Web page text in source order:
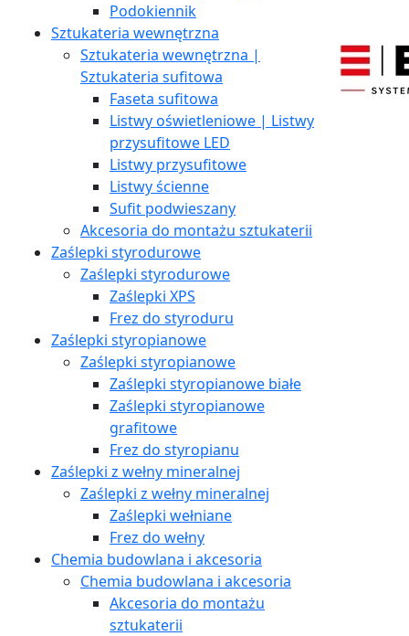
Podokiennik
Sztukateria wewnętrzna
Sztukateria wewnętrzna |
Sztukateria sufitowa
Faseta sufitowa
Listwy oświetleniowe | Listwy
przysufitowe LED
Listwy przysufitowe
Listwy ścienne
Sufit podwieszany
Akcesoria do montażu sztukaterii
Zaślepki styrodurowe
Zaślepki styrodurowe
Zaślepki XPS
Frez do styroduru
Zaślepki styropianowe
Zaślepki styropianowe
Zaślepki styropianowe białe
Zaślepki styropianowe
grafitowe
Frez do styropianu
Zaślepki z wełny mineralnej
Zaślepki z wełny mineralnej
Zaślepki wełniane
Frez do wełny
Chemia budowlana i akcesoria
Chemia budowlana i akcesoria
Akcesoria do montażu
sztukaterii